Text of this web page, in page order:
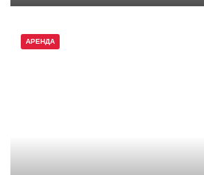
АРЕНДА